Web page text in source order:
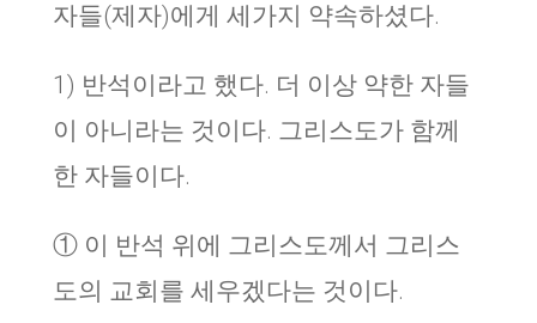
자들(제자)에게 세가지 약속하셨다.
1) 반석이라고 했다. 더 이상 약한 자들
이 아니라는 것이다. 그리스도가 함께
한 자들이다.
① 이 반석 위에 그리스도께서 그리스
도의 교회를 세우겠다는 것이다.